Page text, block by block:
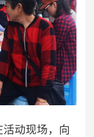
活动现场，向